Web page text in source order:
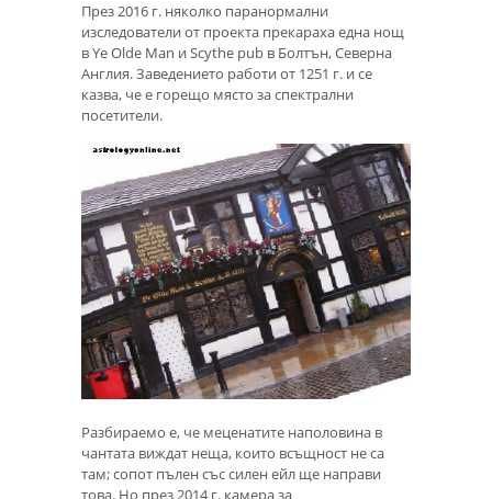
През 2016 г. няколко паранормални
изследователи от проекта прекараха една нощ
в Ye Olde Man и Scythe pub в Болтън, Северна
Англия. Заведението работи от 1251 г. и се
казва, че е горещо място за спектрални
посетители.
Разбираемо е, че меценатите наполовина в
чантата виждат неща, които всъщност не са
там; сопот пълен със силен ейл ще направи
това. Но през 2014 г. камера за